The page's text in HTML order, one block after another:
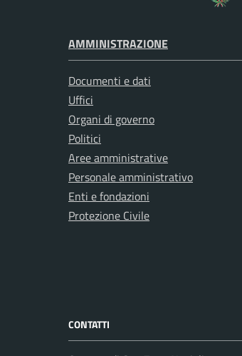
AMMINISTRAZIONE
Documenti e dati
Uffici
Organi di governo
Politici
Aree amministrative
Personale amministrativo
Enti e fondazioni
Protezione Civile
CONTATTI